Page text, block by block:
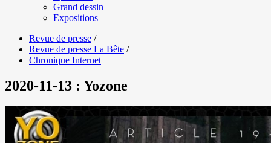
Grand dessin
Expositions
Revue de presse /
Revue de presse La Bête /
Chronique Internet
2020-11-13 : Yozone